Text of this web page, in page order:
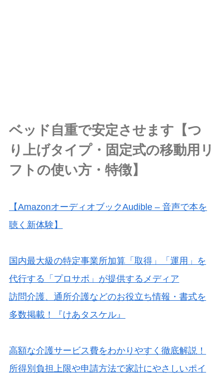
ベッド自重で安定させます【つ
り上げタイプ・固定式の移動用リ
フトの使い方・特徴】
【AmazonオーディオブックAudible – 音声で本を
聴く新体験】
国内最大級の特定事業所加算「取得」「運用」を
代行する「プロサポ」が提供するメディア
訪問介護、通所介護などのお役立ち情報・書式を
多数掲載！『けあタスケル』
高額な介護サービス費をわかりやすく徹底解説！
所得別負担上限や申請方法で家計にやさしいポイ